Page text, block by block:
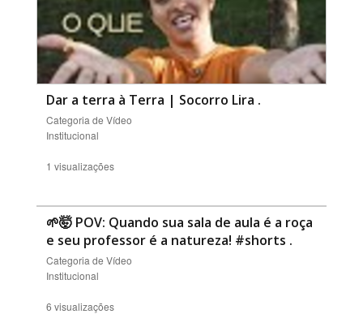
Dar a terra à Terra | Socorro Lira .
Categoria de Vídeo
Institucional
1 visualizações
🌱🤯 POV: Quando sua sala de aula é a roça
e seu professor é a natureza! #shorts .
Categoria de Vídeo
Institucional
6 visualizações